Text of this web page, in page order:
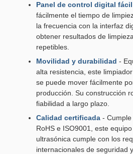
Panel de control digital
fácilmente el tiempo de
la frecuencia con la interfaz
obtener resultados de
repetibles.
Movilidad y durabilidad -
alta resistencia, este
se puede mover fácilmente
producción. Su construcción
fiabilidad a largo plazo.
Calidad certificada - Cumple
RoHS e ISO9001, este
ultrasónica cumple con los
internacionales de seguridad